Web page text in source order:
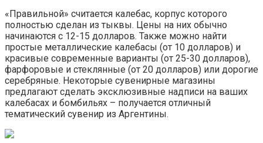
«Правильной» считается калебас, корпус которого
полностью сделан из тыквы. Цены на них обычно
начинаются с 12-15 долларов. Также можно найти
простые металлические калебасы (от 10 долларов) и
красивые современные варианты (от 25-30 долларов),
фарфоровые и стеклянные (от 20 долларов) или дорогие
серебряные. Некоторые сувенирные магазины
предлагают сделать эксклюзивные надписи на ваших
калебасах и бомбильях – получается отличный
тематический сувенир из Аргентины.